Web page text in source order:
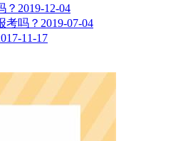
？ 2019-12-04
考吗？ 2019-07-04
11-17